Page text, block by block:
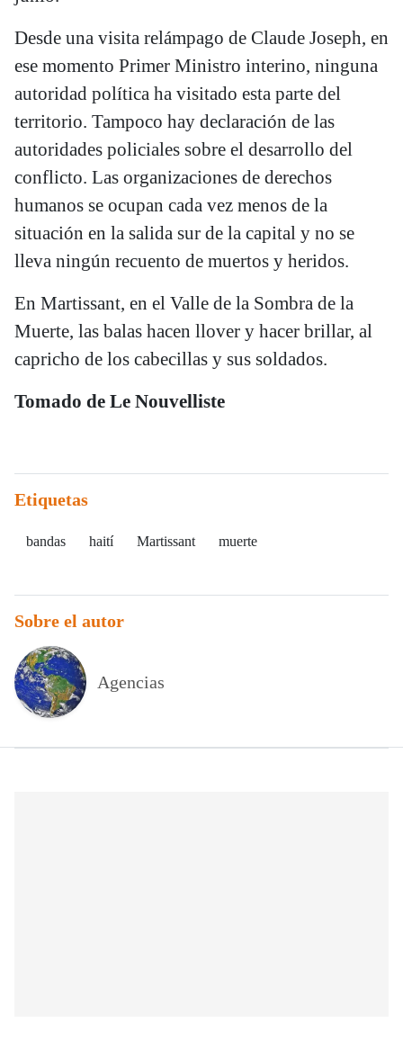
Desde una visita relámpago de Claude Joseph, en
ese momento Primer Ministro interino, ninguna
autoridad política ha visitado esta parte del
territorio. Tampoco hay declaración de las
autoridades policiales sobre el desarrollo del
conflicto. Las organizaciones de derechos
humanos se ocupan cada vez menos de la
situación en la salida sur de la capital y no se
lleva ningún recuento de muertos y heridos.
En Martissant, en el Valle de la Sombra de la
Muerte, las balas hacen llover y hacer brillar, al
capricho de los cabecillas y sus soldados.
Tomado de Le Nouvelliste
Etiquetas
bandas haití Martissant muerte
Sobre el autor
Agencias